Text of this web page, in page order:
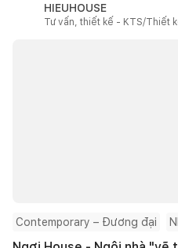
HIEUHOUSE
Tư vấn, thiết kế - KTS/Thiết
Contemporary – Đương đại